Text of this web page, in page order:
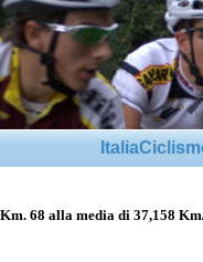
68 alla media di 37,158